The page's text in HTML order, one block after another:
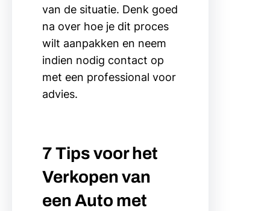
van de situatie. Denk goed
na over hoe je dit proces
wilt aanpakken en neem
indien nodig contact op
met een professional voor
advies.
7 Tips voor het
Verkopen van
een Auto met